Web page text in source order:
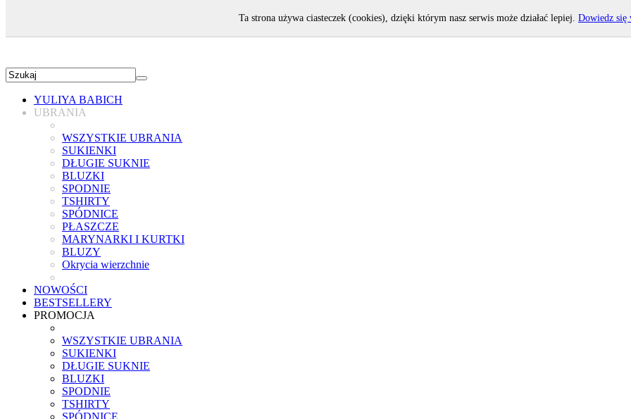
YULIYA BABICH
UBRANIA
WSZYSTKIE UBRANIA
SUKIENKI
DŁUGIE SUKNIE
BLUZKI
SPODNIE
TSHIRTY
SPÓDNICE
PŁASZCZE
MARYNARKI I KURTKI
BLUZY
Okrycia wierzchnie
NOWOŚCI
BESTSELLERY
PROMOCJA
WSZYSTKIE UBRANIA
SUKIENKI
DŁUGIE SUKNIE
BLUZKI
SPODNIE
TSHIRTY
SPÓDNICE
Ta strona używa ciasteczek (cookies), dzięki którym nasz serwis może działać lepiej. Dowiedz się